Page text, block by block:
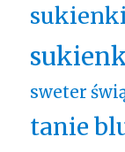
sweter
tanie